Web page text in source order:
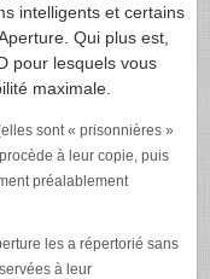
intelligents et certains
Qui plus est,
pour lesquels vous
maximale.
sont « prisonnières »
à leur copie, puis
préalablement
les a répertorié sans
à leur